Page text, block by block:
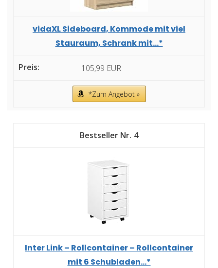
vidaXL Sideboard, Kommode mit viel
Stauraum, Schrank mit...*
105,99 EUR
*Zum Angebot »
4
Inter Link – Rollcontainer – Rollcontainer
mit 6 Schubladen...*